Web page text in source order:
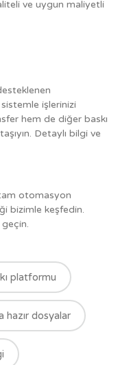
ve uygun maliyetli
işlerinizi
hem de diğer baskı
Detaylı bilgi ve
otomasyon
bizimle keşfedin.
geçin.
platformu
hazır dosyalar